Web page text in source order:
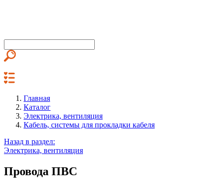
Главная
Каталог
Электрика, вентиляция
Кабель, системы для прокладки кабеля
Назад в раздел:
Электрика, вентиляция
Провода ПВС